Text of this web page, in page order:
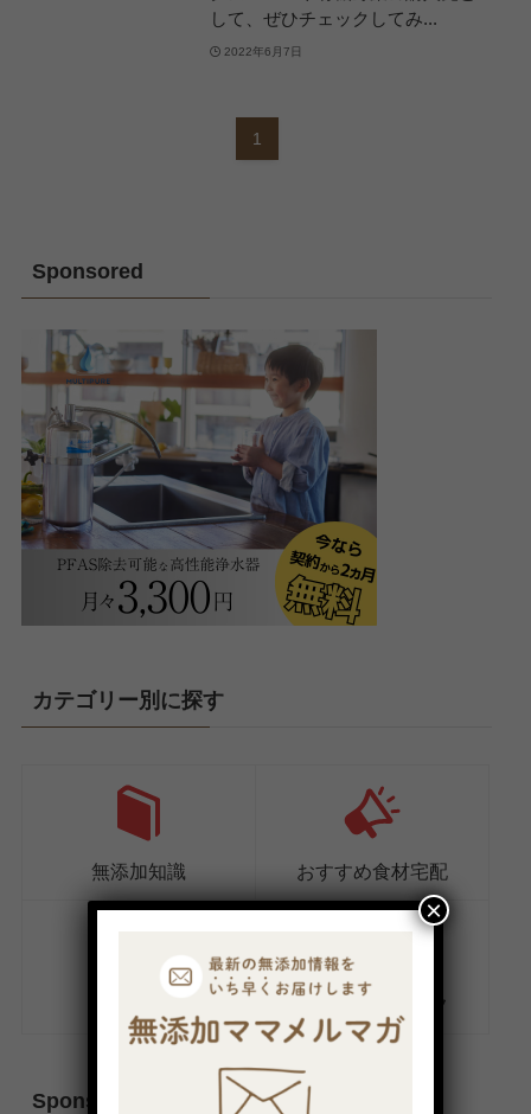
して、ぜひチェックしてみ...
2022年6月7日
1
Sponsored
カテゴリー別に探す
無添加知識 おすすめ食材宅配
ナチュラルライフ
Sponsored
×